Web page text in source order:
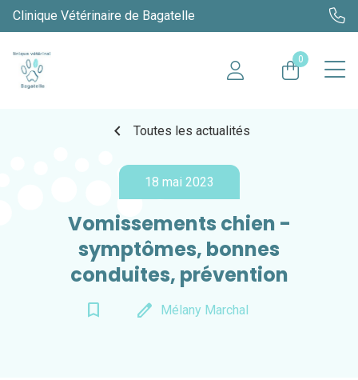
Clinique Vétérinaire de Bagatelle
0
chevron_left Toutes les actualités
18 mai 2023
Vomissements chien -
symptômes, bonnes
conduites, prévention
bookmark_border edit Mélany Marchal